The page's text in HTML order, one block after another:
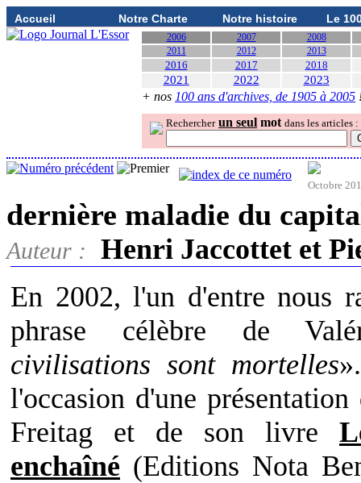
Accueil Notre Charte Notre histoire Le
2006 2007
2008
2011
2012 2013
2016 2017 2018
2021 2022 2023
+ nos 100 ans d'archives, de 1905 à 2005
Rechercher un seul mot dans les articles :
Octobre
dernière maladie du
Auteur :
Henri Jaccottet et
En 2002, l'un d'entre nous
phrase célèbre de
civilisations sont mortelles
l'occasion d'une
Freitag et de son livre
enchaîné (Editions Nota